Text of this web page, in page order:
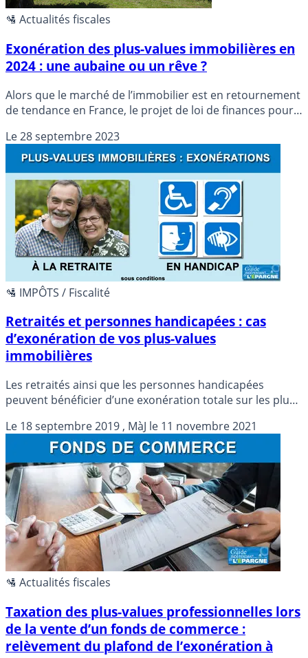
🛂 Actualités fiscales
Exonération des plus-values immobilières en
2024 : une aubaine ou un rêve ?
Alors que le marché de l’immobilier est en retournement
de tendance en France, le projet de loi de finances pour
propriétaires de résidences secondaires.
Le28 septembre 2023
🛂 IMPÔTS / Fiscalité
Retraités et personnes handicapées : cas
d’exonération de vos plus-values
immobilières
Les retraités ainsi que les personnes handicapées
peuvent bénéficier d’une exonération totale sur les plus-
sous conditions.
Le 18 septembre 2019 , MàJ le 11 novembre 2021
🛂 Actualités fiscales
Taxation des plus-values professionnelles lors
de la vente d’un fonds de commerce :
relèvement du plafond de l’exonération à